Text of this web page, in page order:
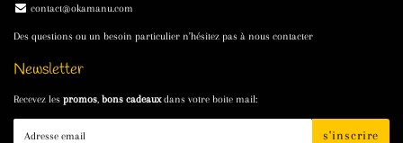
contact@okamanu.com
Des questions ou un besoin particulier n'hésitez pas à nous contacter
Newsletter
Recevez les promos, bons cadeauxdans votre boite mail:
s'inscrire